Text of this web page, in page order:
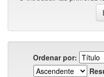
Ordenar por: